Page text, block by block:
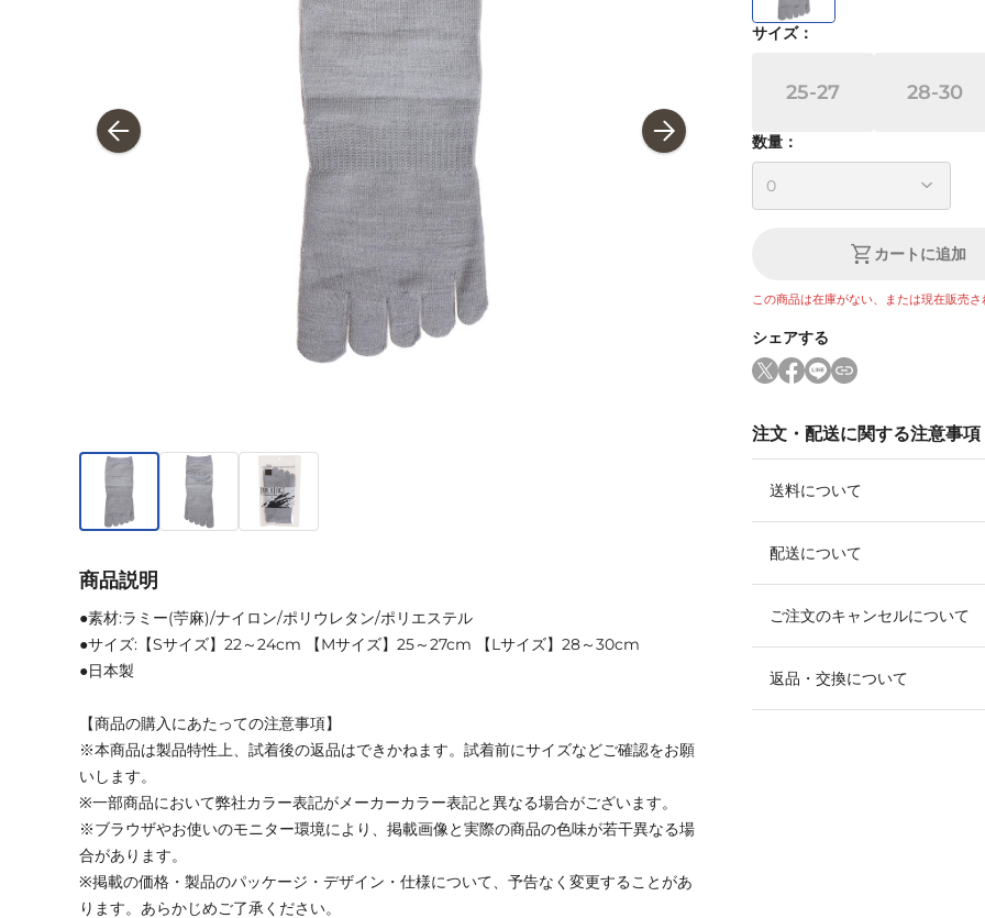
サイズ：
25-27 28-30
数量：
カートに追加
この商品は在庫がない、または現在販売さ
シェアする
注文・配送に関する注意事項
送料について
配送について
ご注文のキャンセルについて
返品・交換について
商品説明
●素材:ラミー(苧麻)/ナイロン/ポリウレタン/ポリエステル
●サイズ:【Sサイズ】22～24cm 【Mサイズ】25～27cm 【Lサイズ】28～30cm
●日本製
【商品の購入にあたっての注意事項】
※本商品は製品特性上、試着後の返品はできかねます。試着前にサイズなどご確認をお願
いします。
※一部商品において弊社カラー表記がメーカーカラー表記と異なる場合がございます。
※ブラウザやお使いのモニター環境により、掲載画像と実際の商品の色味が若干異なる場
合があります。
※掲載の価格・製品のパッケージ・デザイン・仕様について、予告なく変更することがあ
ります。あらかじめご了承ください。